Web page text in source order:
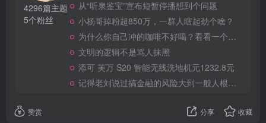
4296篇主题
5个粉丝
从“听泉鉴宝”宣布短暂停播想到个问题
小杨哥掉粉超850万，一群人瞎起劲个啥？
为什么你自己冲的咖啡不好喝？看看一个自媒体博主的分享
文明的逻辑不是骂人抹黑
添可 芙万 S20 智能无线洗地机元1232.8元
记得老刘说过搞金融的风险大到一般人根本承受不起
赞赏 分享 收藏